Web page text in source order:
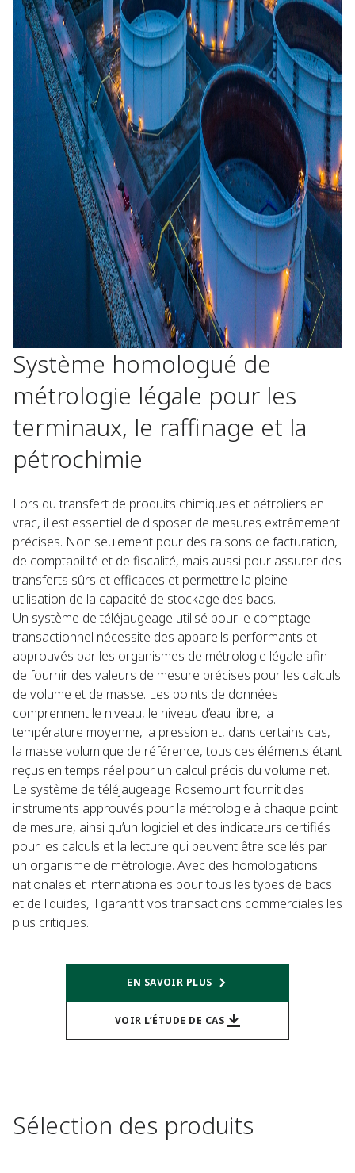
Système homologué de
métrologie légale pour les
terminaux, le raffinage et la
pétrochimie
Lors du transfert de produits chimiques et pétroliers en
vrac, il est essentiel de disposer de mesures extrêmement
précises. Non seulement pour des raisons de facturation,
de comptabilité et de fiscalité, mais aussi pour assurer des
transferts sûrs et efficaces et permettre la pleine
utilisation de la capacité de stockage des bacs.
Un système de téléjaugeage utilisé pour le comptage
transactionnel nécessite des appareils performants et
approuvés par les organismes de métrologie légale afin
de fournir des valeurs de mesure précises pour les calculs
de volume et de masse. Les points de données
comprennent le niveau, le niveau d’eau libre, la
température moyenne, la pression et, dans certains cas,
la masse volumique de référence, tous ces éléments étant
reçus en temps réel pour un calcul précis du volume net.
Le système de téléjaugeage Rosemount fournit des
instruments approuvés pour la métrologie à chaque point
de mesure, ainsi qu’un logiciel et des indicateurs certifiés
pour les calculs et la lecture qui peuvent être scellés par
un organisme de métrologie. Avec des homologations
nationales et internationales pour tous les types de bacs
et de liquides, il garantit vos transactions commerciales les
plus critiques.
EN SAVOIR PLUS
VOIR L’ÉTUDE DE CAS
Sélection des produits